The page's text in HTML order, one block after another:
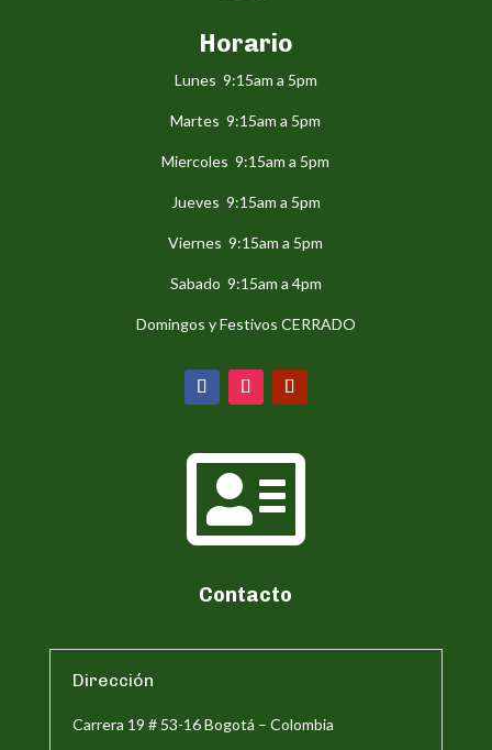
Horario
Lunes 9:15am a 5pm
Martes 9:15am a 5pm
Miercoles 9:15am a 5pm
Jueves 9:15am a 5pm
Viernes 9:15am a 5pm
Sabado 9:15am a 4pm
Domingos y Festivos CERRADO

Contacto
Dirección
Carrera 19 # 53-16 Bogotá – Colombia